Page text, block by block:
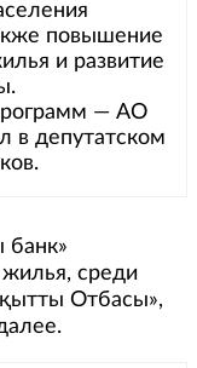
повышение
и развитие
— АО
в депутатском
банк»
среди
Отбасы»,